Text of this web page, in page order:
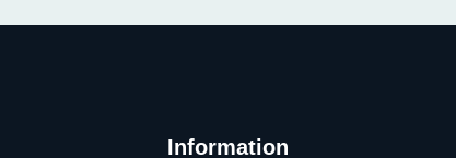
Information